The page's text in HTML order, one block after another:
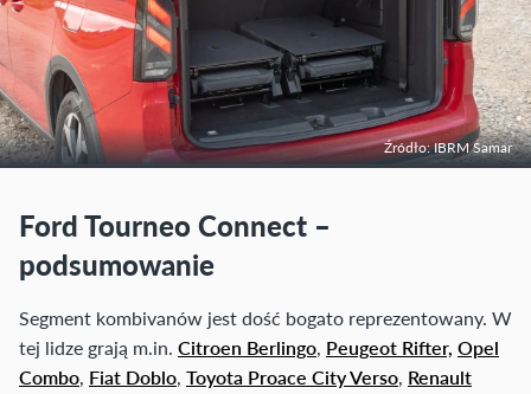
Źródło: IBRM Samar
Ford Tourneo Connect –
podsumowanie
Segment kombivanów jest dość bogato reprezentowany. W
tej lidze grają m.in. Citroen Berlingo, Peugeot Rifter, Opel
Combo, Fiat Doblo, Toyota Proace City Verso, Renault